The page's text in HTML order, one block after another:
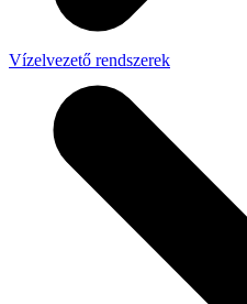
Vízelvezető rendszerek